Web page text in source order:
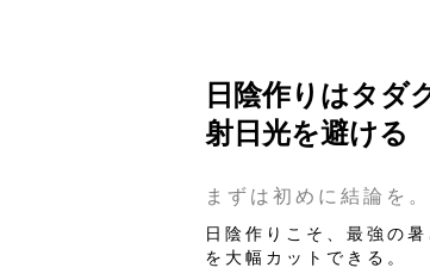
日陰作りはタダ
射日光を避ける
まずは初めに結論を
日陰作りこそ、最強の
を大幅カットできる。